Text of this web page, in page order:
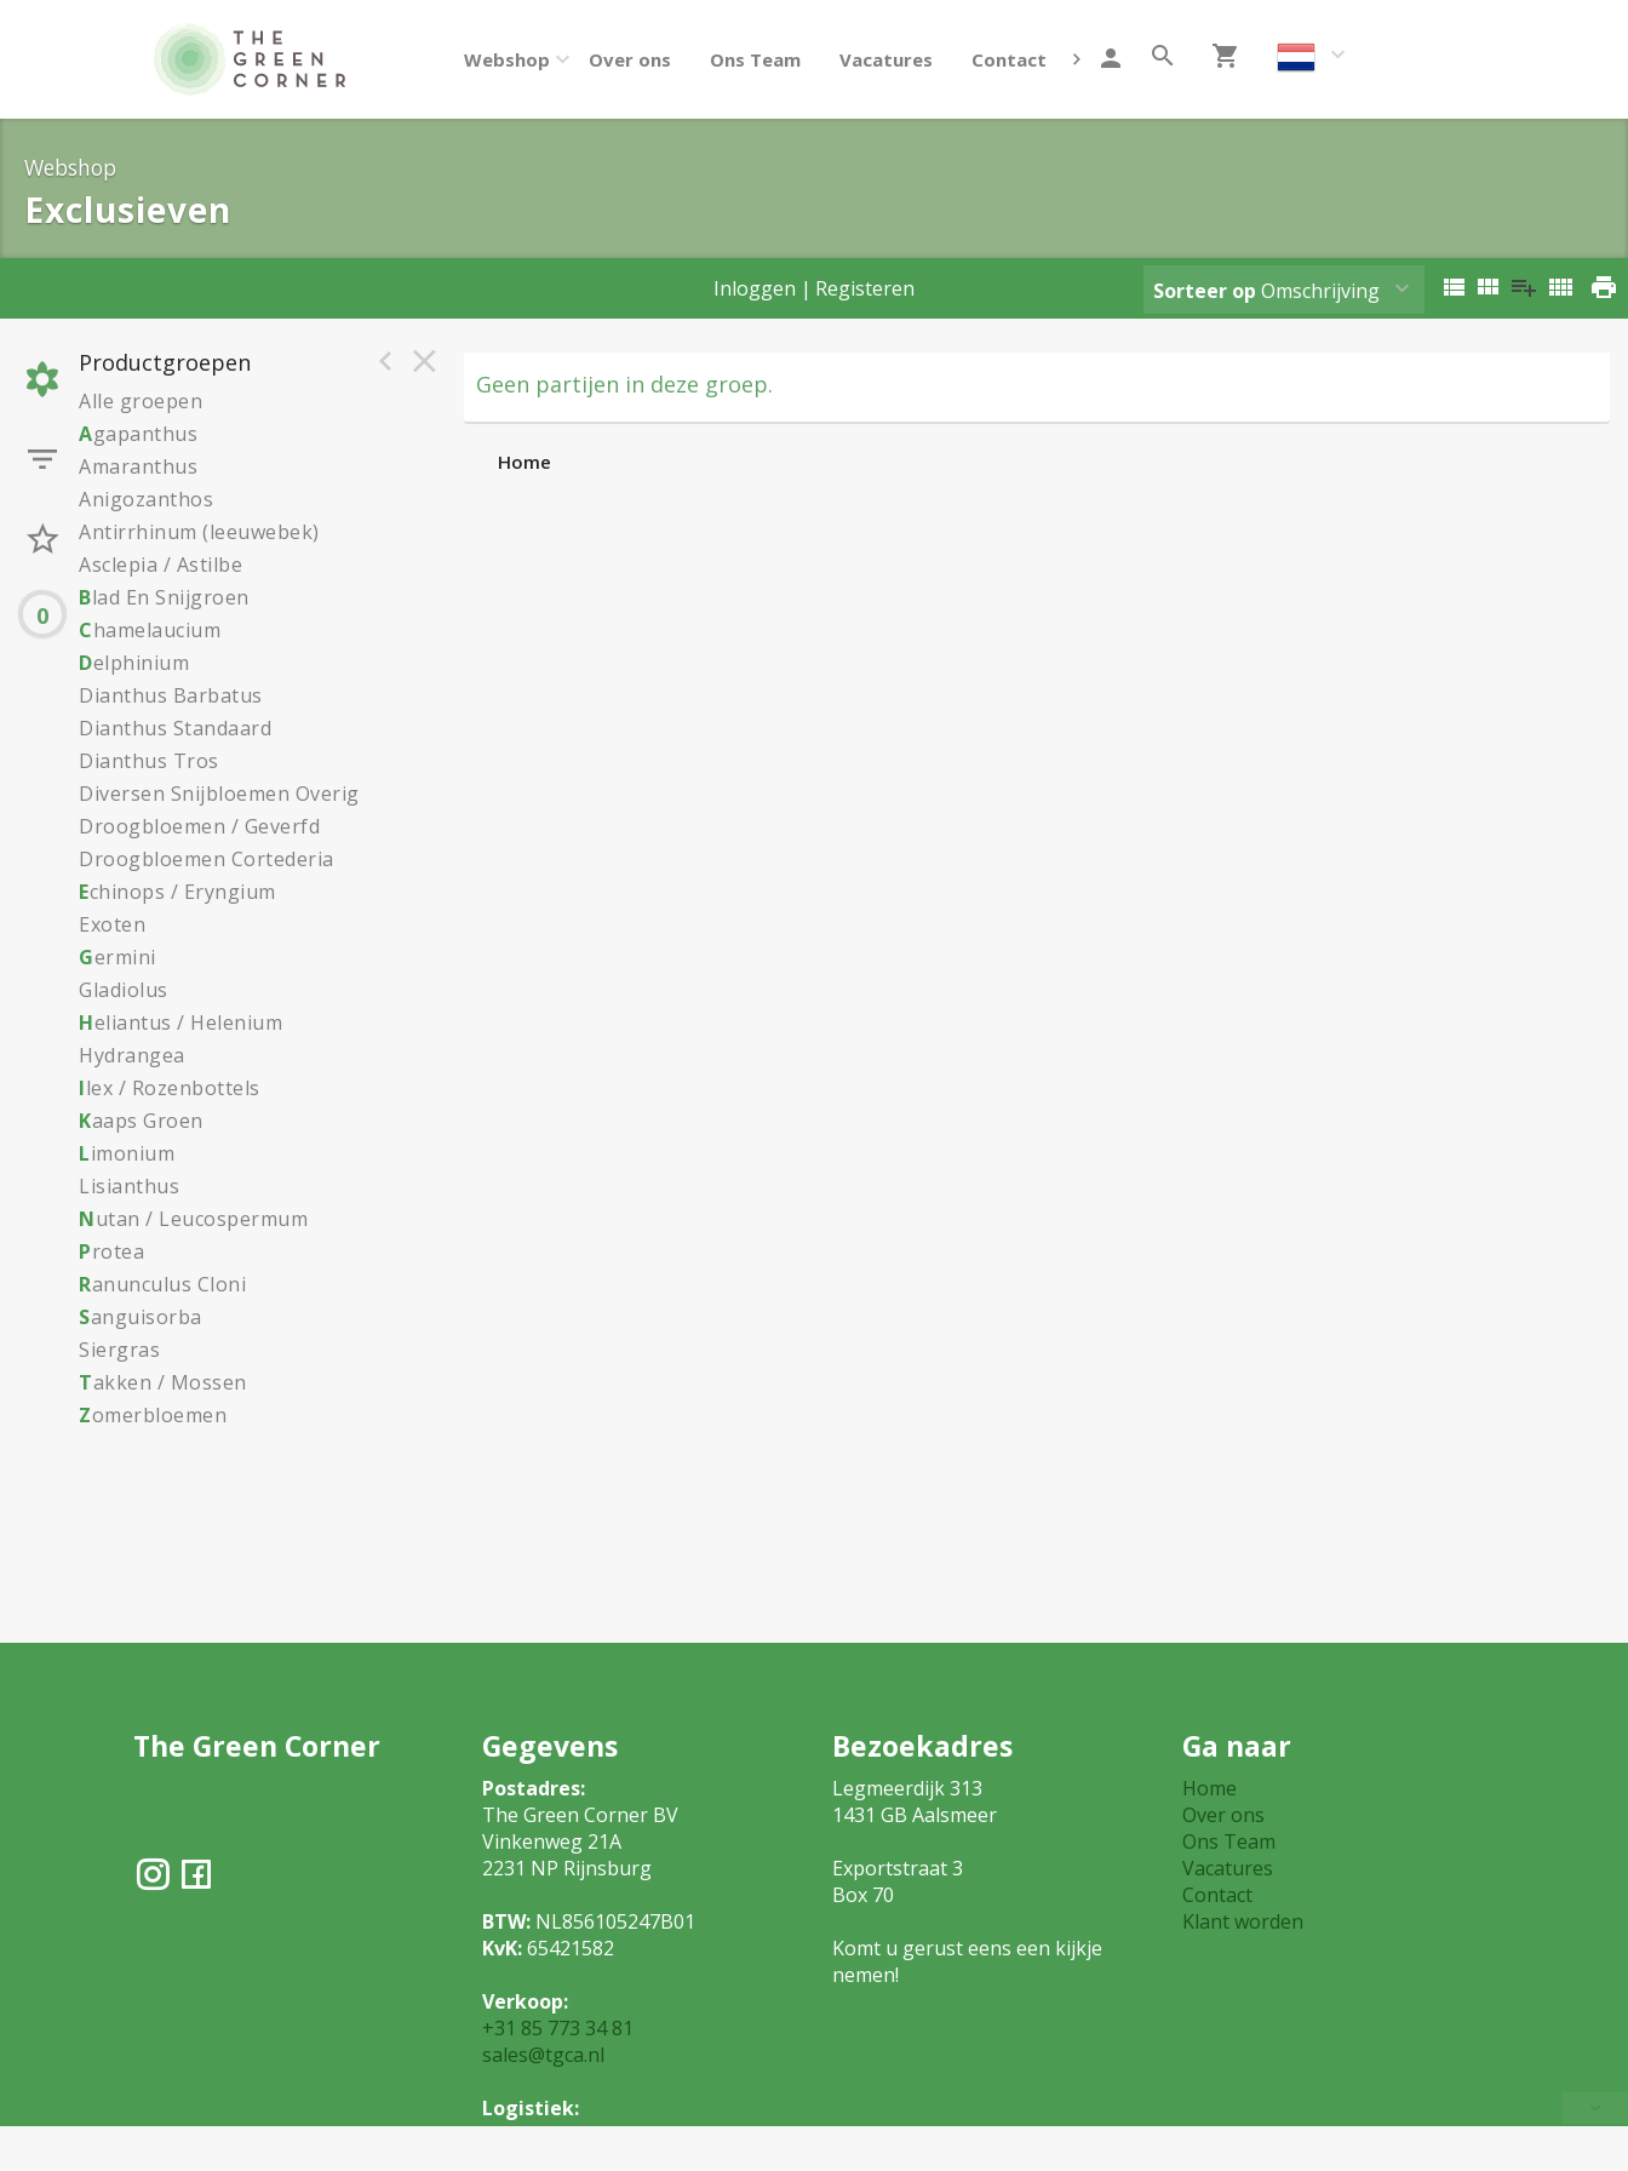
Webshop Over ons Ons Team Vacatures Contact Klant worden
Webshop
Exclusieven
Inloggen | Registeren Sorteer op Omschrijving
0
Productgroepen
Alle groepen
Agapanthus
Amaranthus
Anigozanthos
Antirrhinum (leeuwebek)
Asclepia / Astilbe
Blad En Snijgroen
Chamelaucium
Delphinium
Dianthus Barbatus
Dianthus Standaard
Dianthus Tros
Diversen Snijbloemen Overig
Droogbloemen / Geverfd
Droogbloemen Cortederia
Echinops / Eryngium
Exoten
Germini
Gladiolus
Heliantus / Helenium
Hydrangea
Ilex / Rozenbottels
Kaaps Groen
Limonium
Lisianthus
Nutan / Leucospermum
Protea
Ranunculus Cloni
Sanguisorba
Siergras
Takken / Mossen
Zomerbloemen
Geen partijen in deze groep.
Home
The Green Corner Gegevens
Postadres:
The Green Corner BV
Vinkenweg 21A
2231 NP Rijnsburg
BTW: NL856105247B01
KvK:65421582
Verkoop:
+31 85 773 34 81
sales@tgca.nl
Logistiek:
+31 85 773 34 82
Bezoekadres
Legmeerdijk 313
1431 GB Aalsmeer
Exportstraat 3
Box 70
Komt u gerust eens een kijkje
nemen!
Ga naar
Home
Over ons
Ons Team
Vacatures
Contact
Klant worden